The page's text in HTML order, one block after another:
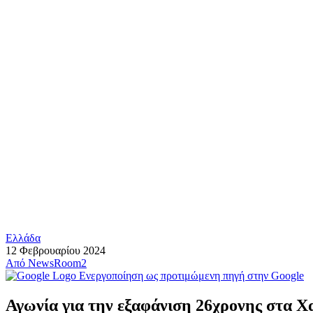
Ελλάδα
12 Φεβρουαρίου 2024
Από NewsRoom2
Ενεργοποίηση ως προτιμώμενη πηγή στην Google
Αγωνία για την εξαφάνιση 26χρονης στα